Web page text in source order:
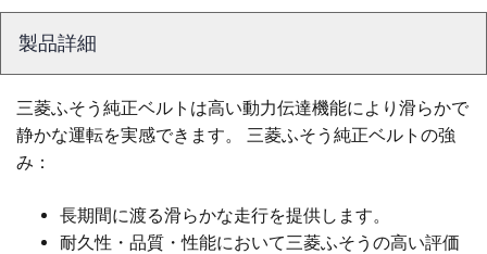
製品詳細
三菱ふそう純正ベルトは高い動力伝達機能により滑らかで
静かな運転を実感できます。 三菱ふそう純正ベルトの強
み：
長期間に渡る滑らかな走行を提供します。
耐久性・品質・性能において三菱ふそうの高い評価